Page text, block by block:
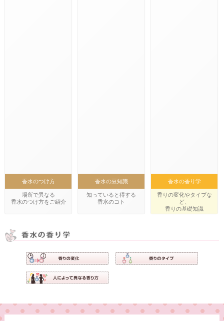
香水のつけ方
場所で異なる
香水のつけ方をご紹介
香水の豆知識
知っていると得する
香水のコト
香水の香り学
香りの変化やタイプな
ど、
香りの基礎知識